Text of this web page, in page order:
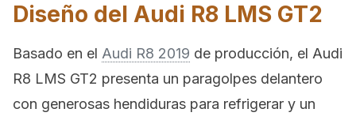
Diseño del Audi R8 LMS GT2
Basado en el Audi R8 2019 de producción, el Audi
R8 LMS GT2 presenta un paragolpes delantero
con generosas hendiduras para refrigerar y un